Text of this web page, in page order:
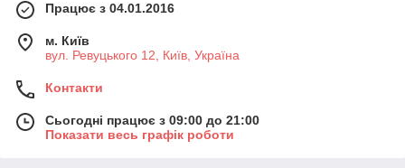
Працює з 04.01.2016
м. Київ
вул. Ревуцького 12, Київ, Україна
Контакти
Сьогодні працює з 09:00 до 21:00
Показати весь графік роботи